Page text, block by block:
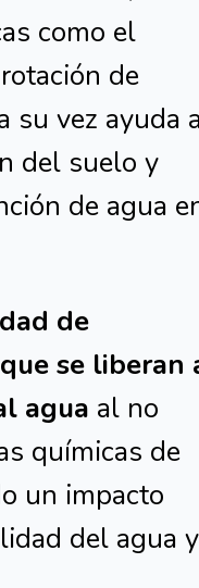
como el
de
su vez ayuda
del suelo y
de agua
de
se liberan
agua al no
químicas de
un impacto
del agua y